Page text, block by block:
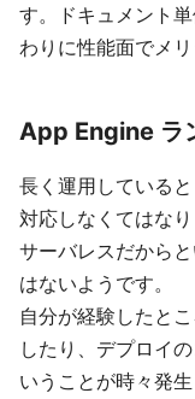
す。ドキュメント
わりに性能面でメリ
App Engine ラ
長く運用している
対応しなくてはなり
サーバレスだから
はないようです。
自分が経験したと
したり、デプロイ
いうことが時々発